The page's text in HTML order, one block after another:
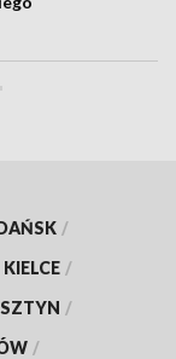
/
KIELCE /
/
/